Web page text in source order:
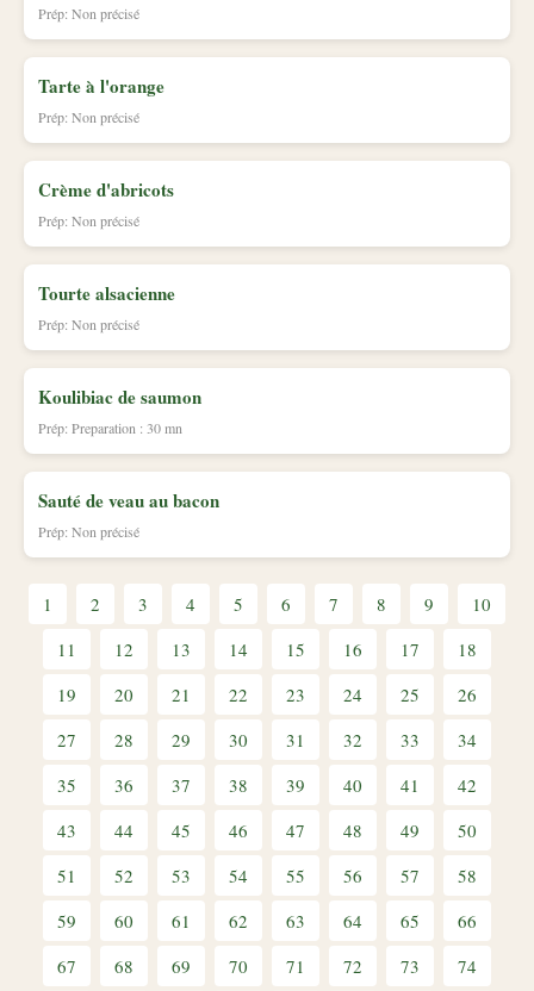
Prép: Non précisé
Tarte à l'orange
Prép: Non précisé
Crème d'abricots
Prép: Non précisé
Tourte alsacienne
Prép: Non précisé
Koulibiac de saumon
Prép: Preparation : 30 mn
Sauté de veau au bacon
Prép: Non précisé
1 2 3 4 5 6 7 8 9
10
11
12 13 14 15 16 17
18
19
20 21 22 23 24 25
26
27
28 29 30 31 32 33
34
35
36 37 38 39 40 41
42
43
44 45 46 47 48 49
50
51
52 53 54 55 56 57
58
59
60 61 62 63 64 65
66
67
68 69 70 71 72 73
74